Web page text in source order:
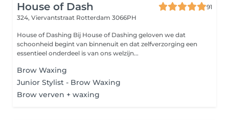
House of Dash
91
324, Viervantstraat Rotterdam 3066PH
House of Dashing Bij House of Dashing geloven we dat
schoonheid begint van binnenuit en dat zelfverzorging een
essentieel onderdeel is van ons welzijn...
Brow Waxing
Junior Stylist - Brow Waxing
Brow verven + waxing